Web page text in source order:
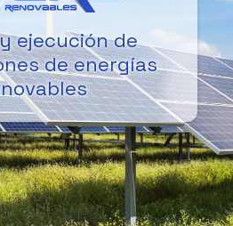
ejecución de
de energías